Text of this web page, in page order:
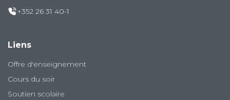
+352 26 31 40-1
Liens
Offre d'enseignement
Cours du soir
Soutien scolaire